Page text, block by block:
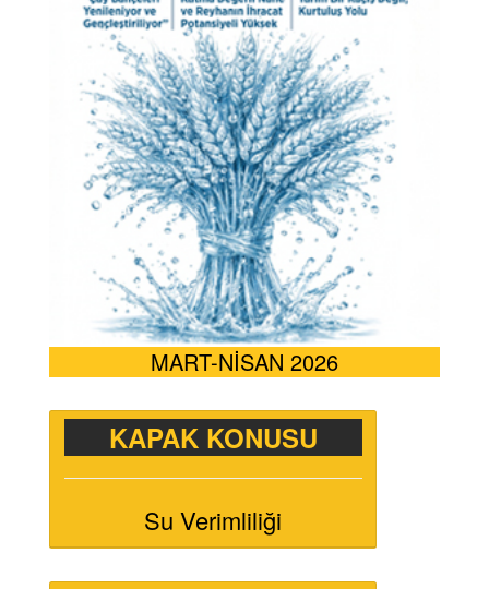
MART-NİSAN 2026
KAPAK KONUSU
Su Verimliliği